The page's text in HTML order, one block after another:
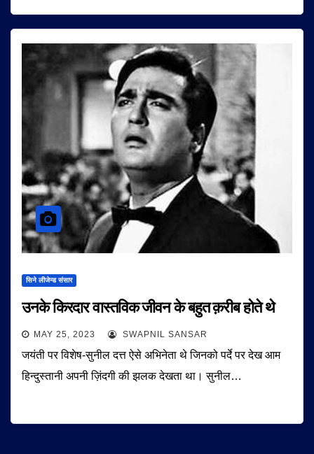
सिने लीजेन्ड संसार
उनके किरदार वास्तविक जीवन के बहुत क़रीब होते थे
MAY 25, 2023 SWAPNIL SANSAR
जयंती पर विशेष-सुनील दत्त ऐसे अभिनेता थे जिनको पर्दे पर देख आम
हिन्दुस्तानी अपनी ज़िंदगी की झलक देखता था। सुनील…